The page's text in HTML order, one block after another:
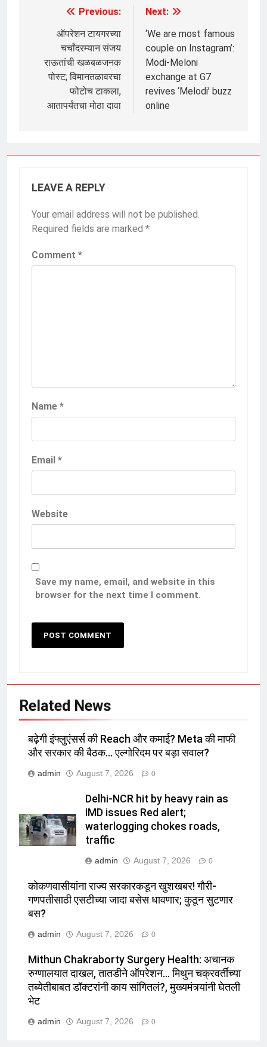
navigation
Previous:
ऑपरेशन टायगरच्या
चर्चांदरम्यान संजय
राऊतांची खळबळजनक
पोस्ट; विमानतळावरचा
फोटोच टाकला,
आतापर्यंतचा मोठा दावा
Next:
‘We are most famous
couple on Instagram’:
Modi-Meloni
exchange at G7
revives ‘Melodi’ buzz
online
LEAVE A REPLY
Your email address will not be published.
Required fields are marked *
Comment *
Name *
Email *
Website
Save my name, email, and website in this
browser for the next time I comment.
Related News
बढ़ेगी इंफ्लुएंसर्स की Reach और कमाई? Meta की माफी
और सरकार की बैठक… एल्गोरिदम पर बड़ा सवाल?
admin August 7, 2026 0
Delhi-NCR hit by heavy rain as
IMD issues Red alert;
waterlogging chokes roads,
traffic
admin August 7, 2026 0
कोकणवासीयांना राज्य सरकारकडून खुशखबर! गौरी-
गणपतीसाठी एसटीच्या जादा बसेस धावणार; कुठून सुटणार
बस?
admin August 7, 2026 0
Mithun Chakraborty Surgery Health: अचानक
रुग्णालयात दाखल, तातडीने ऑपरेशन… मिथुन चक्रवर्तींच्या
तब्येतीबाबत डॉक्टरांनी काय सांगितलं?, मुख्यमंत्र्यांनी घेतली
भेट
admin August 7, 2026 0